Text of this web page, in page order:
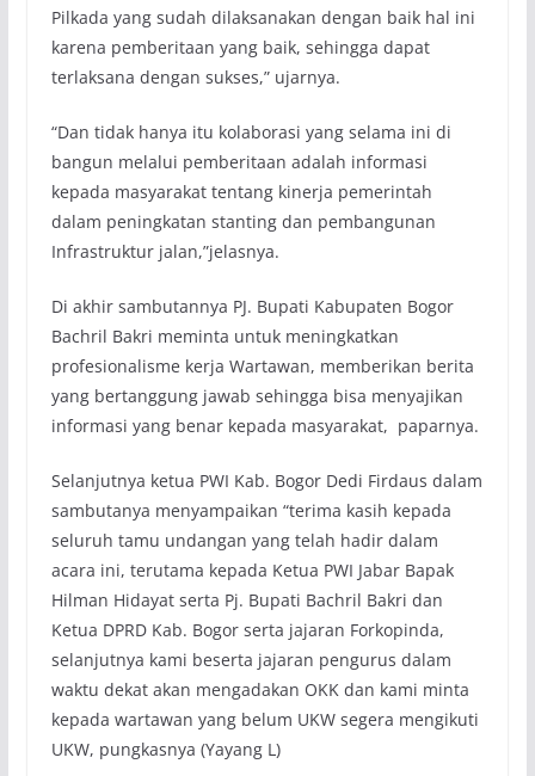
Pilkada yang sudah dilaksanakan dengan baik hal ini
karena pemberitaan yang baik, sehingga dapat
terlaksana dengan sukses,” ujarnya.
“Dan tidak hanya itu kolaborasi yang selama ini di
bangun melalui pemberitaan adalah informasi
kepada masyarakat tentang kinerja pemerintah
dalam peningkatan stanting dan pembangunan
Infrastruktur jalan,”jelasnya.
Di akhir sambutannya PJ. Bupati Kabupaten Bogor
Bachril Bakri meminta untuk meningkatkan
profesionalisme kerja Wartawan, memberikan berita
yang bertanggung jawab sehingga bisa menyajikan
informasi yang benar kepada masyarakat, paparnya.
Selanjutnya ketua PWI Kab. Bogor Dedi Firdaus dalam
sambutanya menyampaikan “terima kasih kepada
seluruh tamu undangan yang telah hadir dalam
acara ini, terutama kepada Ketua PWI Jabar Bapak
Hilman Hidayat serta Pj. Bupati Bachril Bakri dan
Ketua DPRD Kab. Bogor serta jajaran Forkopinda,
selanjutnya kami beserta jajaran pengurus dalam
waktu dekat akan mengadakan OKK dan kami minta
kepada wartawan yang belum UKW segera mengikuti
UKW, pungkasnya (Yayang L)